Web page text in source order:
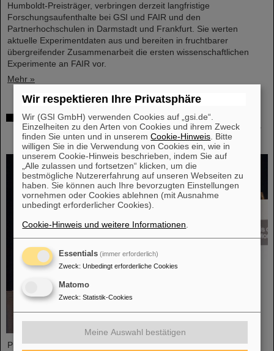
Humboldt-Preisträger, verbringen derzeit langfristige
Forschungsaufenthalte bei GSI und FAIR und den
Partnerhochschulen in Darmstadt und Frankfurt. Sie werten
aktuelle Experimentdaten aus und bereiten in fruchtbarer
übergreifender Zusammenarbeit die ersten wissenschaftlichen
Experimente an FAIR vor.
Mehr »
Hohe Auszeichnung für Professor Marco Durante:
Kaplan-Preis für herausragende Leistungen in der
Strahlenforschung
Professor Marco Durante, Leiter der GSI-Forschungsabteilung
Wir respektieren Ihre Privatsphäre
Wir (GSI GmbH) verwenden Cookies auf „gsi.de“.
Einzelheiten zu den Arten von Cookies und ihrem Zweck
finden Sie unten und in unseremCookie-Hinweis . Bitte
willigen Sie in die Verwendung von Cookies ein, wie in
unserem Cookie-Hinweis beschrieben, indem Sie auf
„Alle zulassen und fortsetzen“ klicken, um die
bestmögliche Nutzererfahrung auf unseren Webseiten zu
haben. Sie können auch Ihre bevorzugten Einstellungen
vornehmen oder Cookies ablehnen (mit Ausnahme
unbedingt erforderlicher Cookies).
Cookie-Hinweis und weitere Informationen
Essentials (immer erforderlich)
Zweck: Unbedingt erforderliche Cookies
Matomo
Zweck: Statistik-Cookies
Meine Auswahl bestätigen